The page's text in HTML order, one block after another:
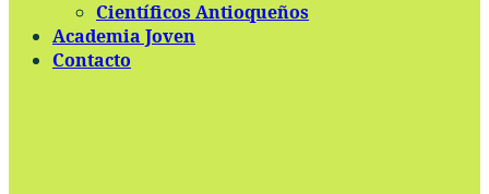
Científicos Antioqueños
Academia Joven
Contacto